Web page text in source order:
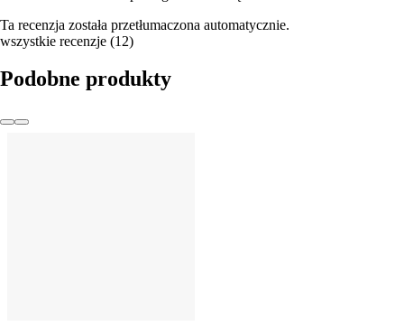
Ta recenzja została przetłumaczona automatycznie.
wszystkie recenzje (12)
Podobne produkty